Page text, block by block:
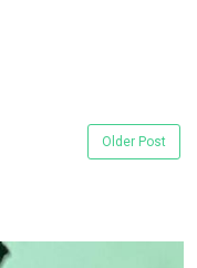
Older Post